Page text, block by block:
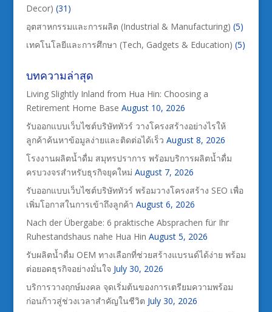
Decor) (31)
อุตสาหกรรมและการผลิต (Industrial & Manufacturing) (5)
เทคโนโลยีและการศึกษา (Tech, Gadgets & Education) (5)
บทความล่าสุด
Living Slightly Inland from Hua Hin: Choosing a
Retirement Home Base August 10, 2026
รับออกแบบเว็บไซต์บริษัททัวร์ วางโครงสร้างอย่างไรให้
ลูกค้าค้นหาข้อมูลง่ายและติดต่อได้เร็ว August 8, 2026
โรงงานผลิตน้ำดื่ม สมุทรปราการ พร้อมบริการผลิตน้ำดื่ม
ครบวงจรสำหรับธุรกิจยุคใหม่ August 7, 2026
รับออกแบบเว็บไซต์บริษัททัวร์ พร้อมวางโครงสร้าง SEO เพื่อ
เพิ่มโอกาสในการเข้าถึงลูกค้า August 6, 2026
Nach der Übergabe: 6 praktische Absprachen für Ihr
Ruhestandshaus nahe Hua Hin August 5, 2026
รับผลิตน้ำดื่ม OEM ทางเลือกที่ช่วยสร้างแบรนด์ได้ง่าย พร้อม
ต่อยอดธุรกิจอย่างมั่นใจ July 30, 2026
บริการวางฤกษ์มงคล จุดเริ่มต้นของการเตรียมความพร้อม
ก่อนก้าวสู่ช่วงเวลาสำคัญในชีวิต July 30, 2026